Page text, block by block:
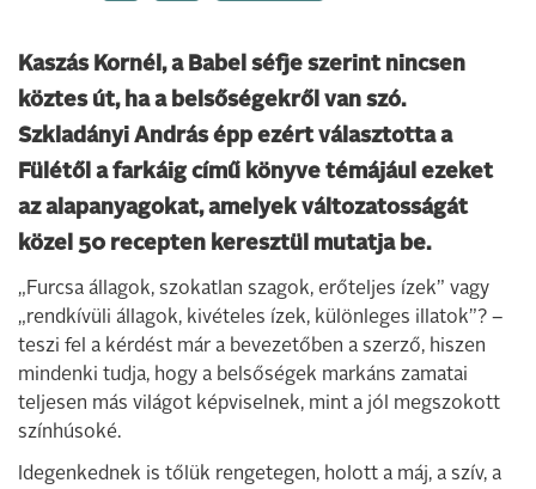
Kaszás Kornél, a Babel séfje szerint nincsen
köztes út, ha a belsőségekről van szó.
Szkladányi András épp ezért választotta a
Fülétől a farkáig című könyve témájául ezeket
az alapanyagokat, amelyek változatosságát
közel 50 recepten keresztül mutatja be.
„Furcsa állagok, szokatlan szagok, erőteljes ízek” vagy
„rendkívüli állagok, kivételes ízek, különleges illatok”? –
teszi fel a kérdést már a bevezetőben a szerző, hiszen
mindenki tudja, hogy a belsőségek markáns zamatai
teljesen más világot képviselnek, mint a jól megszokott
színhúsoké.
Idegenkednek is tőlük rengetegen, holott a máj, a szív, a